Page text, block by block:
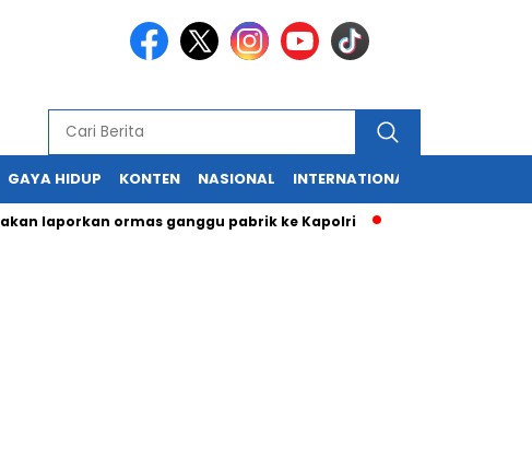
GAYA HIDUP KONTEN NASIONAL INTERNATIONAL
ormas ganggu pabrik ke Kapolri Cabup dan Cawali